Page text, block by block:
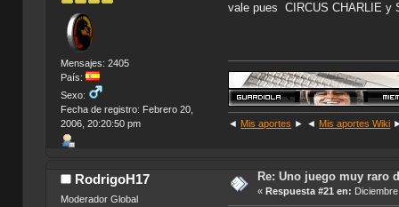
Mensajes: 2405
País:
Sexo:
Fecha de registro: Febrero 20,
2006, 20:20:50 pm
vale pues CIRCUS CHARLIE
◄ Mis aportes ► ◄ Mis aportes Wiki
RodrigoH17
Moderador Global
Re: Uno juego muy raro
« Respuesta #21 en: